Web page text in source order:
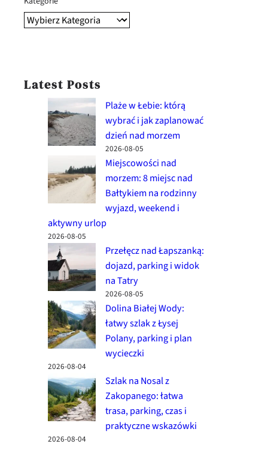
Latest Posts
Plaże w Łebie: którą
wybrać i jak zaplanować
dzień nad morzem
2026-08-05
Miejscowości nad
morzem: 8 miejsc nad
Bałtykiem na rodzinny
wyjazd, weekend i
aktywny urlop
2026-08-05
Przełęcz nad Łapszanką:
dojazd, parking i widok
na Tatry
2026-08-05
Dolina Białej Wody:
łatwy szlak z Łysej
Polany, parking i plan
wycieczki
2026-08-04
Szlak na Nosal z
Zakopanego: łatwa
trasa, parking, czas i
praktyczne wskazówki
2026-08-04